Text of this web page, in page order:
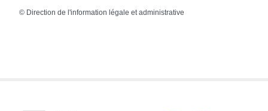
© Direction de l'information légale et administrative